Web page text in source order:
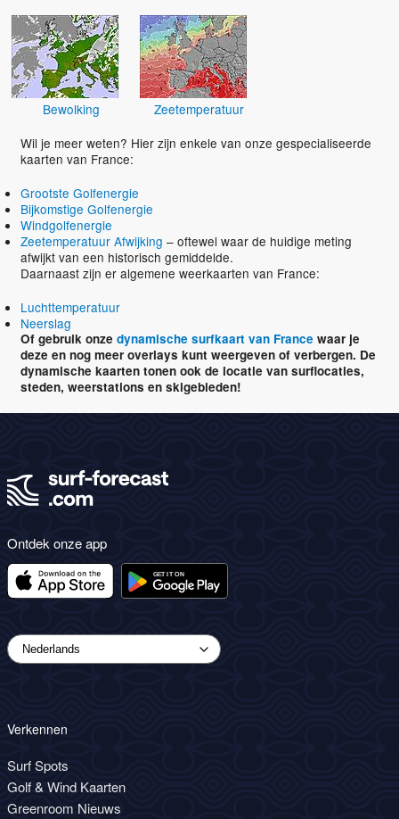
Bewolking
Zeetemperatuur
Wil je meer weten? Hier zijn enkele van onze gespecialiseerde
kaarten van France:
Grootste Golfenergie
Bijkomstige Golfenergie
Windgolfenergie
Zeetemperatuur Afwijking – oftewel waar de huidige meting
afwijkt van een historisch gemiddelde.
Daarnaast zijn er algemene weerkaarten van France:
Luchttemperatuur
Neerslag
Of gebruik onze dynamische surfkaart van France waar je
deze en nog meer overlays kunt weergeven of verbergen. De
dynamische kaarten tonen ook de locatie van surflocaties,
steden, weerstations en skigebieden!
Ontdek onze app
Verkennen
Surf Spots
Golf & Wind Kaarten
Greenroom Nieuws